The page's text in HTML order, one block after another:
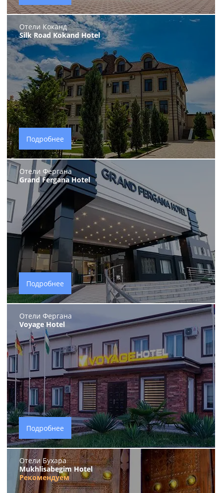
Отели Коканд
Silk Road Kokand Hotel
Подробнее
Отели Фергана
Grand Fergana Hotel
Подробнее
Отели Фергана
Voyage Hotel
Подробнее
Отели Бухара
Mukhlisabegim Hotel
Рекомендуем